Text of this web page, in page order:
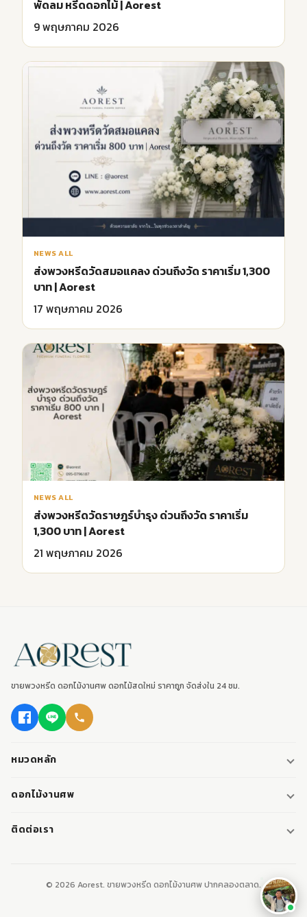
พัดลม หรีดดอกไม้ | Aorest
9 พฤษภาคม 2026
NEWS ALL
ส่งพวงหรีดวัดสมอแคลง ด่วนถึงวัด ราคาเริ่ม 1,300
บาท | Aorest
17 พฤษภาคม 2026
NEWS ALL
ส่งพวงหรีดวัดราษฎร์บำรุง ด่วนถึงวัด ราคาเริ่ม
1,300 บาท | Aorest
21 พฤษภาคม 2026
ขายพวงหรีด ดอกไม้งานศพ ดอกไม้สดใหม่ ราคาถูก จัดส่งใน 24 ชม.
หมวดหลัก
พวงหรีดมาลา
หรีดหนังสือ
ดอกไม้งานศพ
ติดต่อเรา
© 2026 Aorest. ขายพวงหรีด ดอกไม้งานศพ ปากคลองตลาด.